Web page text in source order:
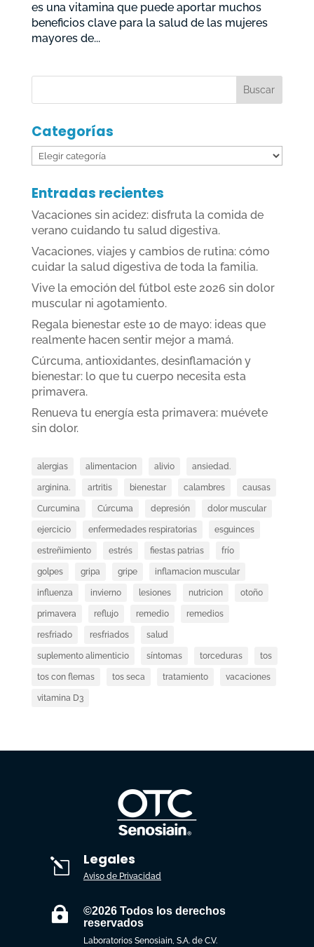
es una vitamina que puede aportar muchos
beneficios clave para la salud de las mujeres
mayores de...
Categorías
Categorías
Entradas recientes
Vacaciones sin acidez: disfruta la comida de
verano cuidando tu salud digestiva.
Vacaciones, viajes y cambios de rutina: cómo
cuidar la salud digestiva de toda la familia.
Vive la emoción del fútbol este 2026 sin dolor
muscular ni agotamiento.
Regala bienestar este 10 de mayo: ideas que
realmente hacen sentir mejor a mamá.
Cúrcuma, antioxidantes, desinflamación y
bienestar: lo que tu cuerpo necesita esta
primavera.
Renueva tu energía esta primavera: muévete
sin dolor.
alergias alimentacion alivio ansiedad.
arginina. artritis bienestar calambres causas
Curcumina Cúrcuma depresión dolor muscular
ejercicio enfermedades respiratorias esguinces
estreñimiento estrés fiestas patrias frío
golpes gripa gripe inflamacion muscular
influenza invierno lesiones nutricion otoño
primavera reflujo remedio remedios
resfriado resfriados salud
suplemento alimenticio síntomas torceduras tos
tos con flemas tos seca tratamiento vacaciones
vitamina D3
l Legales
Aviso de Privacidad

©2026 Todos los derechos
reservados
Laboratorios Senosiain, S.A. de C.V.